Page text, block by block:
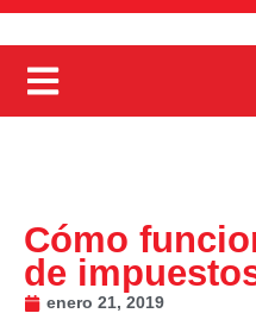
Cómo
de
enero 21, 2019